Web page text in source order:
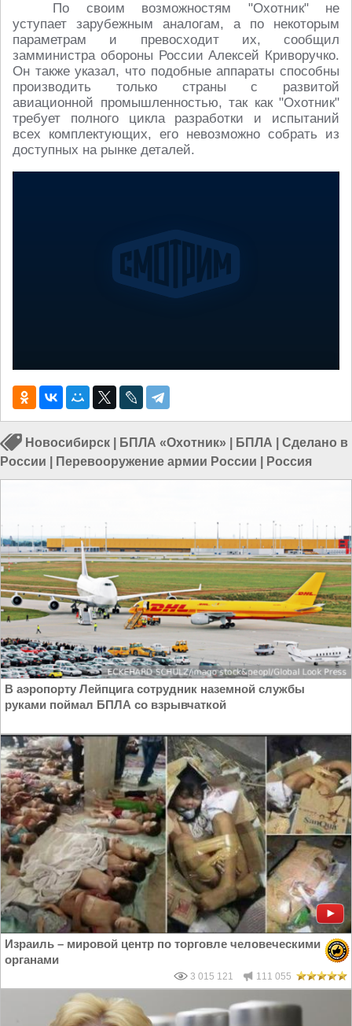
По своим возможностям "Охотник" не
уступает зарубежным аналогам, а по некоторым
параметрам и превосходит их, сообщил
замминистра обороны России Алексей Криворучко.
Он также указал, что подобные аппараты способны
производить только страны с развитой
авиационной промышленностью, так как "Охотник"
требует полного цикла разработки и испытаний
всех комплектующих, его невозможно собрать из
доступных на рынке деталей.
Новосибирск БПЛА «Охотник» БПЛА
Сделано в
России
Перевооружение армии России Россия
В аэропорту Лейпцига сотрудник наземной службы
руками поймал БПЛА со взрывчаткой
Израиль – мировой центр по торговле человеческими
органами
3 015 121 111 055